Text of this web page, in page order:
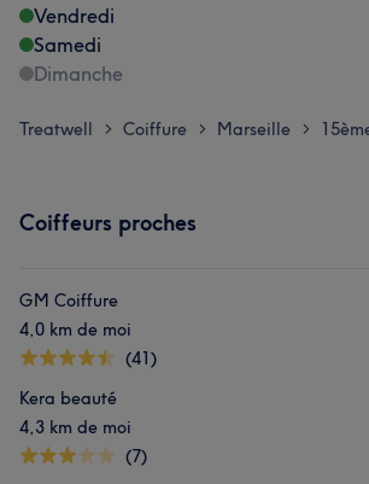
Vendredi
Samedi
Dimanche
Treatwell > Coiffure > Marseille >
Coiffeurs proches
GM Coiffure
4,0 km de moi
(41)
Kera beauté
4,3 km de moi
(7)